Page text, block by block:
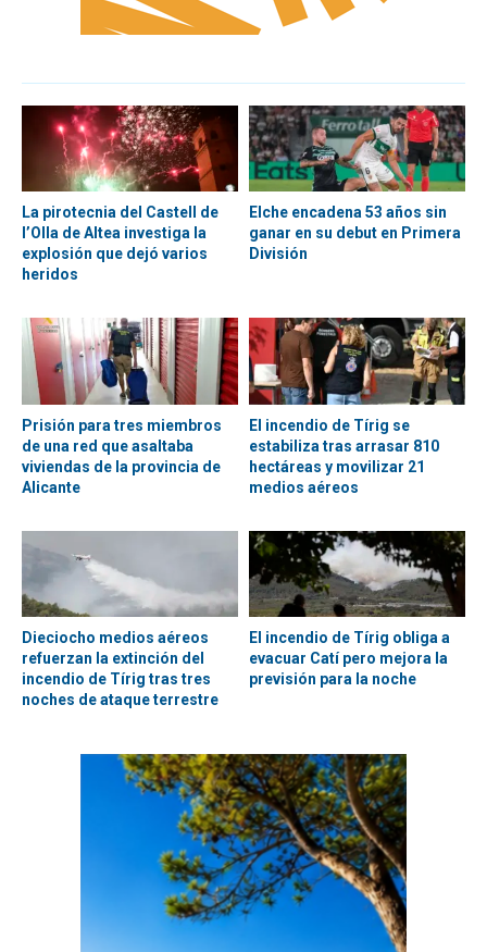
La pirotecnia del Castell de
l’Olla de Altea investiga la
explosión que dejó varios
heridos
Elche encadena 53 años sin
ganar en su debut en Primera
División
Prisión para tres miembros
de una red que asaltaba
viviendas de la provincia de
Alicante
El incendio de Tírig se
estabiliza tras arrasar 810
hectáreas y movilizar 21
medios aéreos
Dieciocho medios aéreos
refuerzan la extinción del
incendio de Tírig tras tres
noches de ataque terrestre
El incendio de Tírig obliga a
evacuar Catí pero mejora la
previsión para la noche